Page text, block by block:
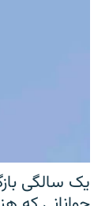
یک سالگی